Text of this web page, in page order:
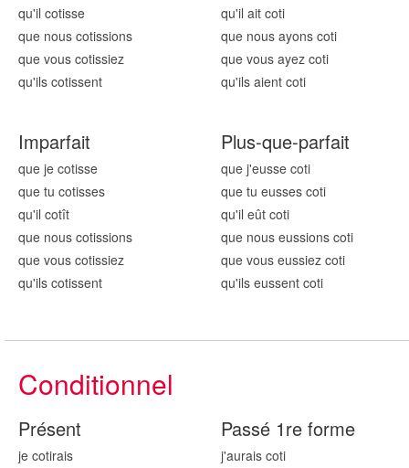
qu'il cotisse
que nous cotissions
que vous cotissiez
qu'ils cotissent
qu'il ait coti
que nous ayons coti
que vous ayez coti
qu'ils aient coti
Imparfait
que je cotisse
que tu cotisses
qu'il cotît
que nous cotissions
que vous cotissiez
qu'ils cotissent
Plus-que-parfait
que j'eusse coti
que tu eusses coti
qu'il eût coti
que nous eussions coti
que vous eussiez coti
qu'ils eussent coti
Conditionnel
Présent
je cotirais
Passé 1re forme
j'aurais coti